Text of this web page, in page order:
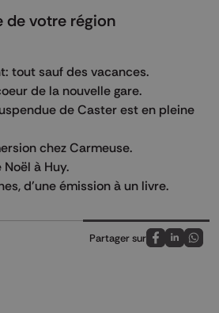
de votre région
tout sauf des vacances.
de la nouvelle gare.
de Caster est en pleine
chez Carmeuse.
à Huy.
d'une émission à un livre.
Partager sur
Partagez sur
Partagez